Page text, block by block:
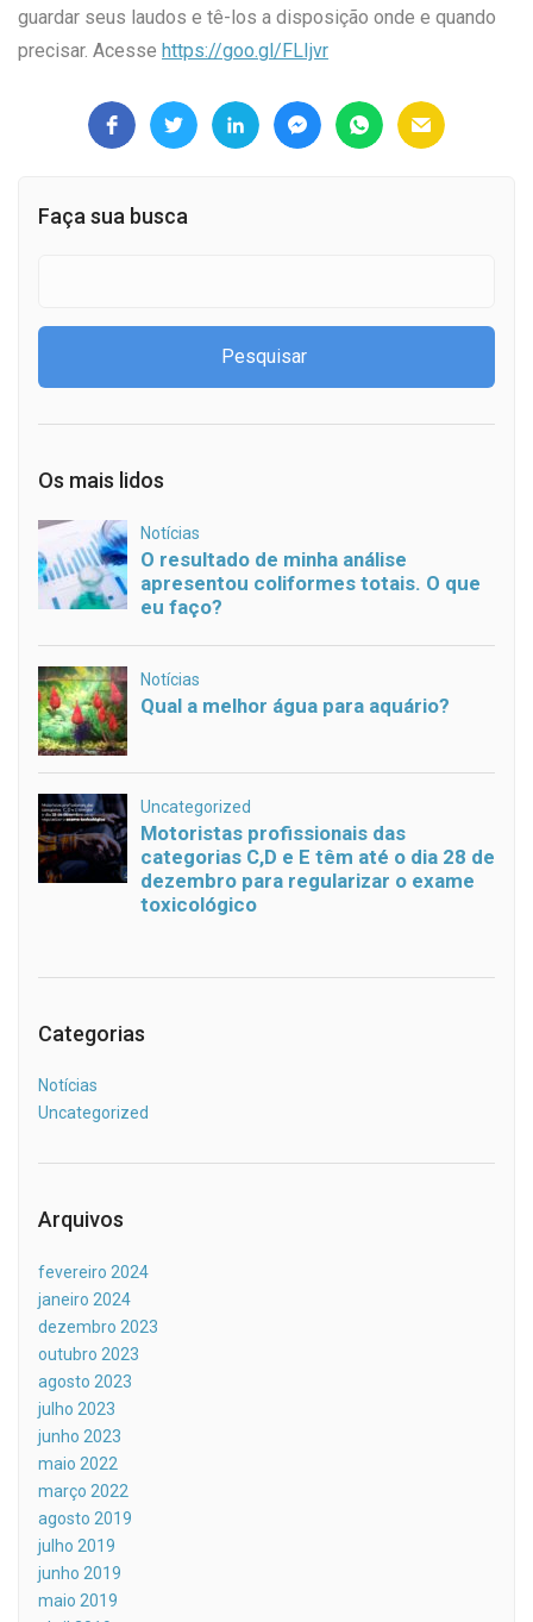
guardar seus laudos e tê-los a disposição onde e quando
precisar. Acesse https://goo.gl/FLIjvr
Faça sua busca
Os mais lidos
Categorias
Notícias
Uncategorized
Arquivos
fevereiro 2024
janeiro 2024
dezembro 2023
outubro 2023
agosto 2023
julho 2023
junho 2023
maio 2022
março 2022
agosto 2019
julho 2019
junho 2019
maio 2019